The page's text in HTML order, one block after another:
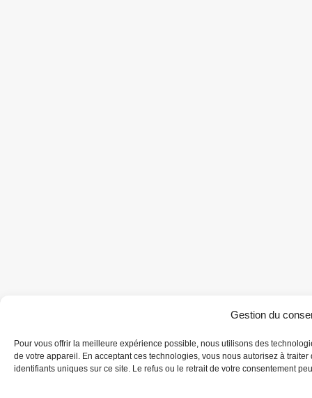
Gestion du
Pour vous offrir la meilleure expérience possible, nous utilisons des
de votre appareil. En acceptant ces technologies, vous nous autorisez à
identifiants uniques sur ce site. Le refus ou le retrait de votre consentement